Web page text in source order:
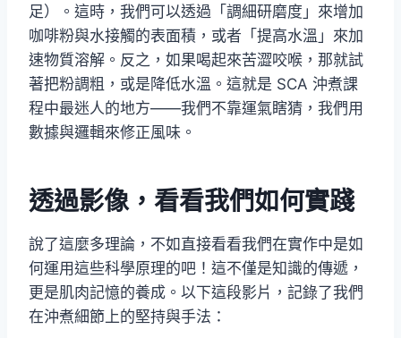
足）。這時，我們可以透過「調細研磨度」來增加
咖啡粉與水接觸的表面積，或者「提高水溫」來加
速物質溶解。反之，如果喝起來苦澀咬喉，那就試
著把粉調粗，或是降低水溫。這就是 SCA 沖煮課
程中最迷人的地方——我們不靠運氣瞎猜，我們用
數據與邏輯來修正風味。
透過影像，看看我們如何實踐
說了這麼多理論，不如直接看看我們在實作中是如
何運用這些科學原理的吧！這不僅是知識的傳遞，
更是肌肉記憶的養成。以下這段影片，記錄了我們
在沖煮細節上的堅持與手法：